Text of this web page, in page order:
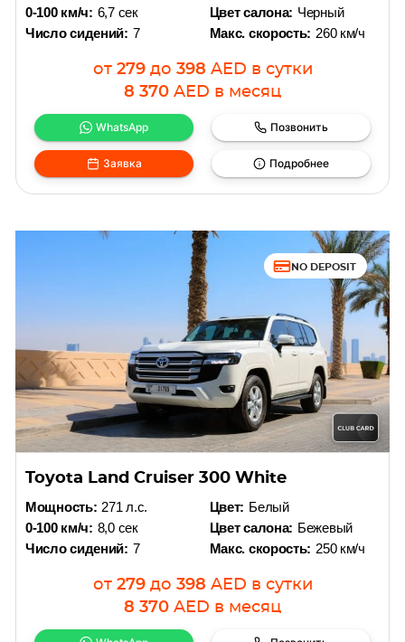
0-100 км/ч: 6,7 сек
Число сидений: 7
Цвет салона: Черный
Макс. скорость: 260 км/ч
от 279 до 398 AED в сутки
8 370 AED в месяц
WhatsApp Позвонить
Заявка Подробнее
NO DEPOSIT
Toyota Land Cruiser 300 White
Мощность: 271 л.с.
0-100 км/ч: 8,0 сек
Число сидений: 7
Цвет: Белый
Цвет салона: Бежевый
Макс. скорость: 250 км/ч
от 279 до 398 AED в сутки
8 370 AED в месяц